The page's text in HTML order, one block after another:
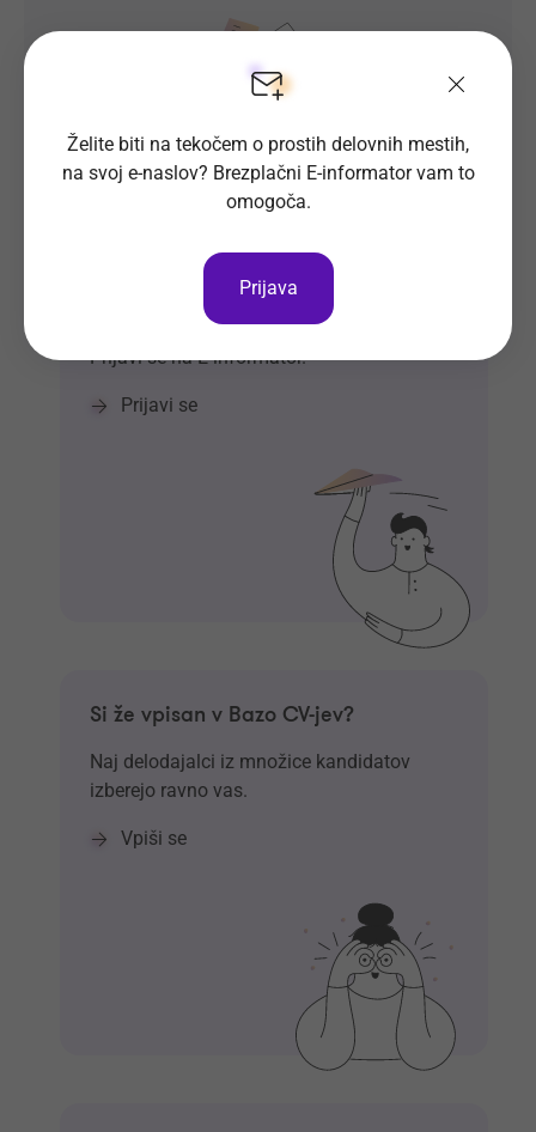
Prosta delovna mesta direktno na
tvoj e-naslov
Prijavi se na E-informator.
Prijavi se
Si že vpisan v Bazo CV-jev?
Naj delodajalci iz množice kandidatov
izberejo ravno vas.
Vpiši se
Želite biti na tekočem o prostih delovnih mestih,
na svoj e-naslov? Brezplačni E-informator vam to
omogoča.
Prijava